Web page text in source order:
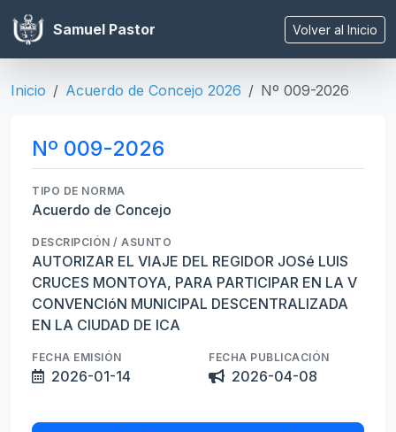
Samuel Pastor Volver al Inicio
Inicio Acuerdo de Concejo 2026 Nº 009-2026
Nº 009-2026
TIPO DE NORMA
Acuerdo de Concejo
DESCRIPCIÓN / ASUNTO
AUTORIZAR EL VIAJE DEL REGIDOR JOSé LUIS
CRUCES MONTOYA, PARA PARTICIPAR EN LA V
CONVENCIóN MUNICIPAL DESCENTRALIZADA
EN LA CIUDAD DE ICA
FECHA EMISIÓN
2026-01-14
FECHA PUBLICACIÓN
2026-04-08